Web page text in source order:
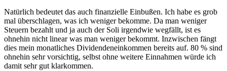
Natürlich bedeutet das auch finanzielle Einbußen. Ich habe es grob
mal überschlagen, was ich weniger bekomme. Da man weniger
Steuern bezahlt und ja auch der Soli irgendwie wegfällt, ist es
ohnehin nicht linear was man weniger bekommt. Inzwischen fängt
dies mein monatliches Dividendeneinkommen bereits auf. 80 % sind
ohnehin sehr vorsichtig, selbst ohne weitere Einnahmen würde ich
damit sehr gut klarkommen.